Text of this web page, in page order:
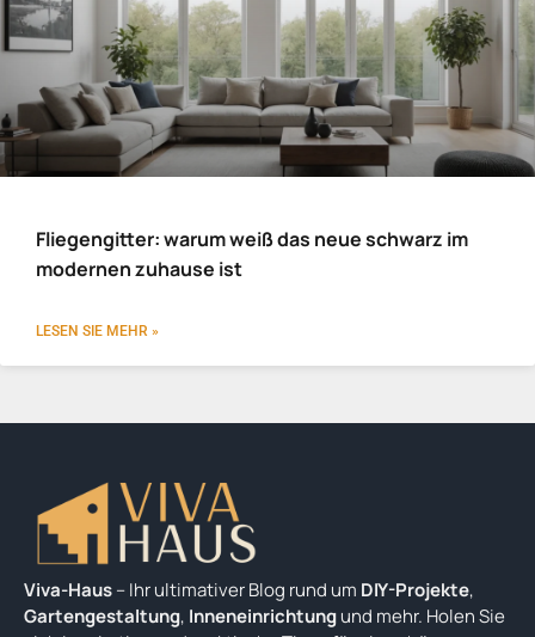
Fliegengitter: warum weiß das neue schwarz im
modernen zuhause ist
LESEN SIE MEHR »
Viva-Haus– Ihr ultimativer Blog rund um DIY-Projekte,
Gartengestaltung, Inneneinrichtungund mehr. Holen Sie